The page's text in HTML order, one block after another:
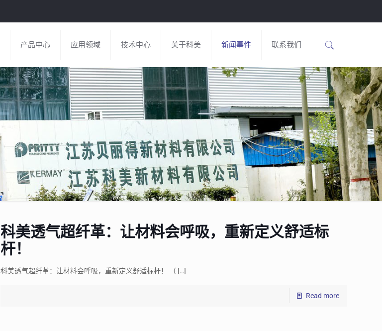
产品中心 应用领域 技术中心 关于科美 新闻事件 联系我们
科美透气超纤革：让材料会呼吸，重新定义舒适标
杆！
科美透气超纤革：让材料会呼吸，重新定义舒适标杆！ （ […]
Read more